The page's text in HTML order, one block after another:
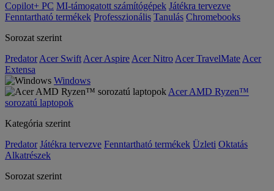
Copilot+ PC MI-támogatott számítógépek Játékra tervezve
Fenntartható termékek Professzionális Tanulás Chromebooks
Sorozat szerint
Predator Acer Swift Acer Aspire Acer Nitro Acer TravelMate Acer
Extensa
Windows
Acer AMD Ryzen™
sorozatú laptopok
Kategória szerint
Predator Játékra tervezve Fenntartható termékek Üzleti Oktatás
Alkatrészek
Sorozat szerint